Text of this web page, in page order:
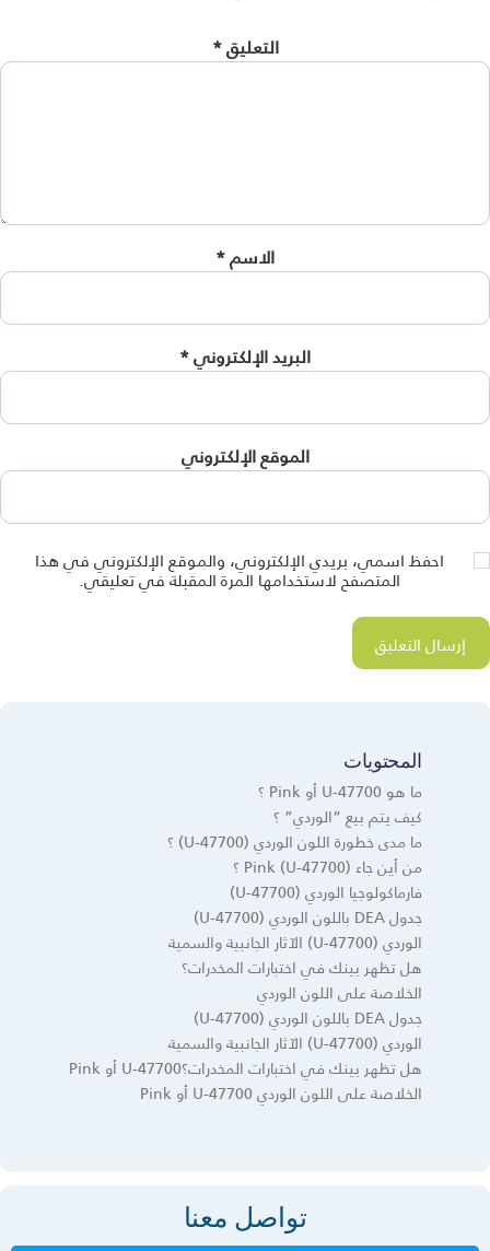
التعليق*
الاسم*
البريد الإلكتروني*
الموقع الإلكتروني
احفظ اسمي، بريدي الإلكتروني، والموقع الإلكتروني في هذا
المتصفح لاستخدامها المرة المقبلة في تعليقي.
المحتويات
ما هو U-47700 أو Pink ؟
كيف يتم بيع “الوردي” ؟
ما مدى خطورة اللون الوردي (U-47700) ؟
من أين جاء Pink (U-47700) ؟
فارماكولوجيا الوردي (U-47700)
جدول DEA باللون الوردي (U-47700)
الوردي (U-47700) الآثار الجانبية والسمية
هل تظهر بينك في اختبارات المخدرات؟
الخلاصة على اللون الوردي
جدول DEA باللون الوردي (U-47700)
الوردي (U-47700) الآثار الجانبية والسمية
هل تظهر بينك في اختبارات المخدرات؟U-47700 أو Pink
الخلاصة على اللون الوردي U-47700 أو Pink
تواصل معنا